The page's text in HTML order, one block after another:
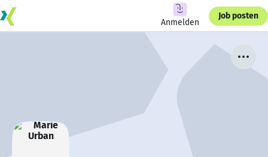
Anmelden
Job posten